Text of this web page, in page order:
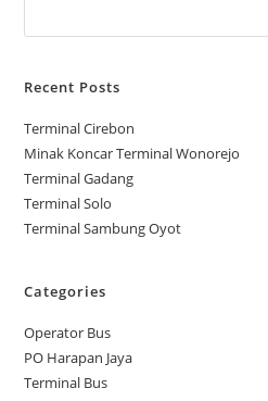
Recent Posts
Terminal Cirebon
Minak Koncar Terminal Wonorejo
Terminal Gadang
Terminal Solo
Terminal Sambung Oyot
Categories
Operator Bus
PO Harapan Jaya
Terminal Bus